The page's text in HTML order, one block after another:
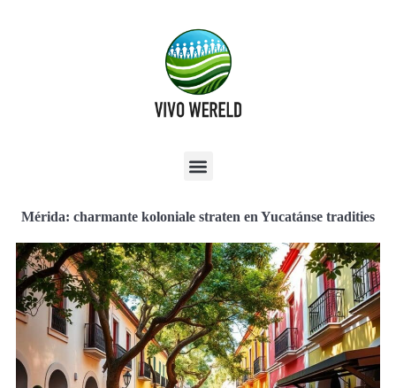
Mérida: charmante koloniale straten en Yucatánse tradities